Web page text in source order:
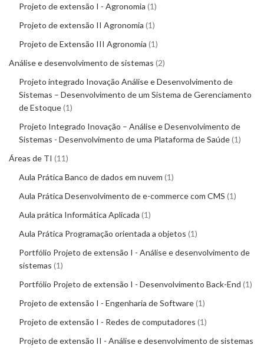
Projeto de extensão I - Agronomia 1
Projeto de extensão II Agronomia 1
Projeto de Extensão III Agronomia 1
Análise e desenvolvimento de sistemas 2
Projeto integrado Inovação Análise e Desenvolvimento de
Sistemas – Desenvolvimento de um Sistema de Gerenciamento
de Estoque 1
Projeto Integrado Inovação – Análise e Desenvolvimento de
Sistemas - Desenvolvimento de uma Plataforma de Saúde 1
Áreas de TI 11
Aula Prática Banco de dados em nuvem 1
Aula Prática Desenvolvimento de e-commerce com CMS 1
Aula prática Informática Aplicada 1
Aula Prática Programação orientada a objetos 1
Portfólio Projeto de extensão I - Análise e desenvolvimento de
sistemas 1
Portfólio Projeto de extensão I - Desenvolvimento Back-End 1
Projeto de extensão I - Engenharia de Software 1
Projeto de extensão I - Redes de computadores 1
Projeto de extensão II - Análise e desenvolvimento de sistemas